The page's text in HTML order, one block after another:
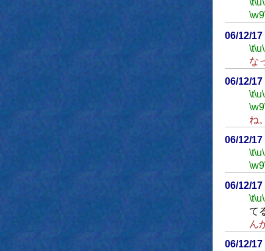
\t\u
\w9
06/12/17
\t\u
な
06/12/17
\t\u
\w9
ね。
06/12/17
\t\u
\w9
06/12/17
\t\u
て
ん
06/12/17